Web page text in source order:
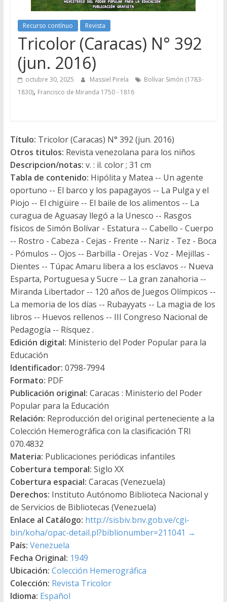
Recurso contínuo Revista
Tricolor (Caracas) N° 392
(jun. 2016)
octubre 30, 2025 Massiel Pirela
Bolívar Simón (1783-
1830), Francisco de Miranda 1750 - 1816
Título: Tricolor (Caracas) N° 392 (jun. 2016)
Otros titulos: Revista venezolana para los niños
Descripcion/notas: v. : il. color ; 31 cm
Tabla de contenido: Hipólita y Matea -- Un agente
oportuno -- El barco y los papagayos -- La Pulga y el
Piojo -- El chigüire -- El baile de los alimentos -- La
curagua de Aguasay llegó a la Unesco -- Rasgos
físicos de Simón Bolívar - Estatura -- Cabello - Cuerpo
-- Rostro - Cabeza - Cejas - Frente -- Nariz - Tez - Boca
- Pómulos -- Ojos -- Barbilla - Orejas - Voz - Mejillas -
Dientes -- Túpac Amaru libera a los esclavos -- Nueva
Esparta, Portuguesa y Sucre -- La gran zanahoria --
Miranda Libertador -- 120 años de Juegos Olímpicos --
La memoria de los días -- Rubayyats -- La magia de los
libros -- Huevos rellenos -- III Congreso Nacional de
Pedagogía -- Rísquez .
Edición digital: Ministerio del Poder Popular para la
Educación
Identificador: 0798-7994
Formato: PDF
Publicación original: Caracas : Ministerio del Poder
Popular para la Educación
Relación: Reproducción del original perteneciente a la
Colección Hemerográfica con la clasificación TRI
070.4832
Materia: Publicaciones periódicas infantiles
Cobertura temporal: Siglo XX
Cobertura espacial: Caracas (Venezuela)
Derechos: Instituto Autónomo Biblioteca Nacional y
de Servicios de Bibliotecas (Venezuela)
Enlace al Catálogo: http://sisbiv.bnv.gob.ve/cgi-
bin/koha/opac-detail.pl?biblionumber=211041 →
País: Venezuela
Fecha Original: 1949
Ubicación: Colección Hemerográfica
Colección: Revista Tricolor
Idioma: Español